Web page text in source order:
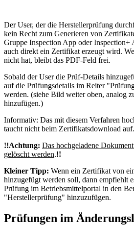
Der User, der die Herstellerprüfung
kein Recht zum Generieren von
Gruppe Inspection App oder Inspection+
auch direkt ein Zertifikat erzeugt wird.
nicht hat, bleibt das PDF-Feld frei.
Sobald der User die Prüf-Details
auf die Prüfungsdetails im Reiter
werden. (siehe Bild weiter oben, analog
hinzufügen.)
Informativ: Das mit diesem Verfahren
taucht nicht beim Zertifikatsdownload auf.
!!Achtung: Das hochgeladene
gelöscht werden.!!
Kleiner Tipp: Wenn ein Zertifikat von
hinzugefügt werden soll, dann empfiehlt
Prüfung im Betriebsmittelportal in den
"Herstellerprüfung" hinzuzufügen.
Prüfungen im